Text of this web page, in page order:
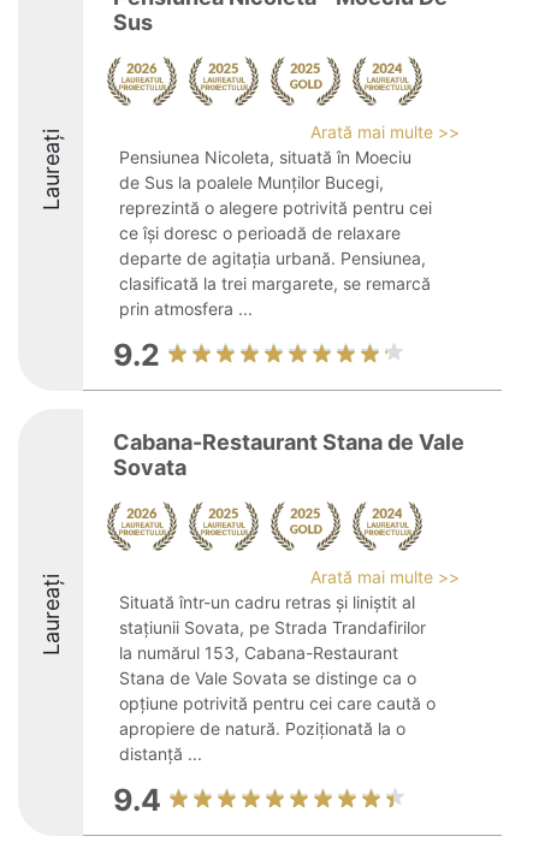
Laureați
Sus
Arată mai multe >>
Pensiunea Nicoleta, situată în Moeciu
de Sus la poalele Munților Bucegi,
reprezintă o alegere potrivită pentru cei
ce își doresc o perioadă de relaxare
departe de agitația urbană. Pensiunea,
clasificată la trei margarete, se remarcă
prin atmosfera ...
9.2
Laureați
Cabana-Restaurant Stana de Vale
Sovata
Arată mai multe >>
Situată într-un cadru retras și liniștit al
stațiunii Sovata, pe Strada Trandafirilor
la numărul 153, Cabana-Restaurant
Stana de Vale Sovata se distinge ca o
opțiune potrivită pentru cei care caută o
apropiere de natură. Poziționată la o
distanță ...
9.4